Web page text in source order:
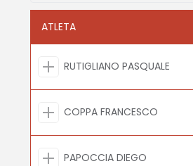
ATLETA
RUTIGLIANO PASQUALE
COPPA FRANCESCO
PAPOCCIA DIEGO